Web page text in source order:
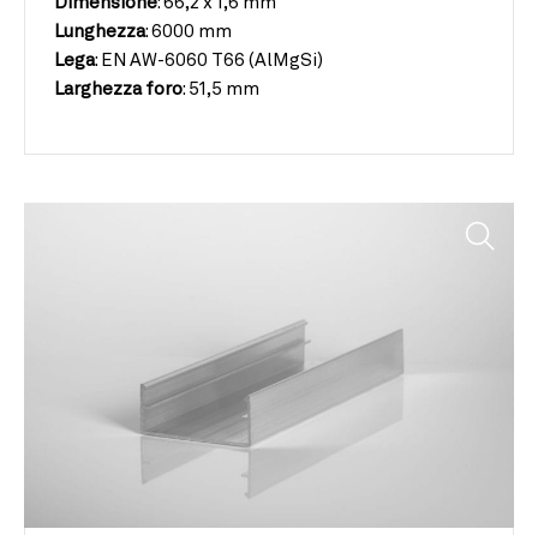
Dimensione: 66,2 x 1,6 mm
Lunghezza: 6000 mm
Lega: EN AW-6060 T66 (AlMgSi)
Larghezza foro: 51,5 mm